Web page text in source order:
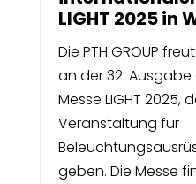
LIGHT 2025 in
Die PTH GROUP
an der 32.
Messe LIGHT 2025,
Veranstaltung für
geben. Die Messe